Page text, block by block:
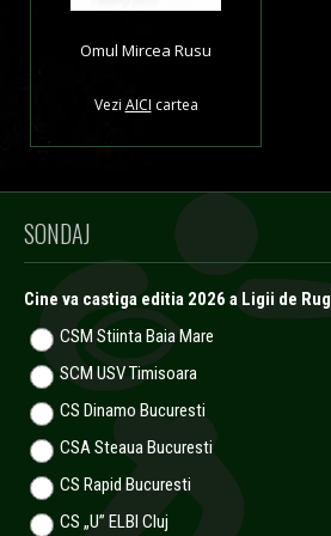
Omul Mircea Rusu
Vezi AICI cartea
SONDAJ
Cine va castiga editia 2026 a Ligii de
CSM Stiinta Baia Mare
SCM USV Timisoara
CS Dinamo Bucuresti
CSA Steaua Bucuresti
CS Rapid Bucuresti
CS „U” ELBI Cluj